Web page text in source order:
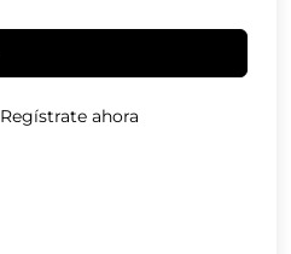
Regístrate ahora